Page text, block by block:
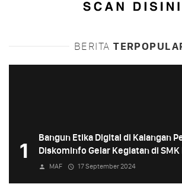
BERITA
1
Bangun Etika Digital di Kalangan
Diskominfo Gelar Kegiatan di SMK
MAF 17 September 2024